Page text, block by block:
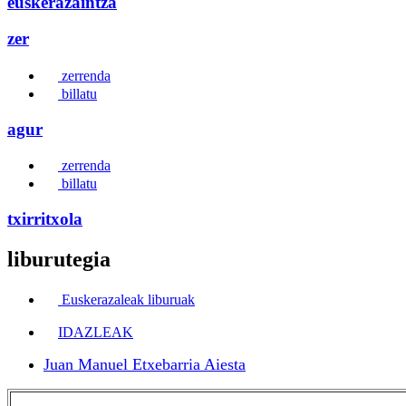
zer
zerrenda
billatu
agur
zerrenda
billatu
txirritxola
liburutegia
Euskerazaleak liburuak
IDAZLEAK
Juan Manuel Etxebarria Aiesta